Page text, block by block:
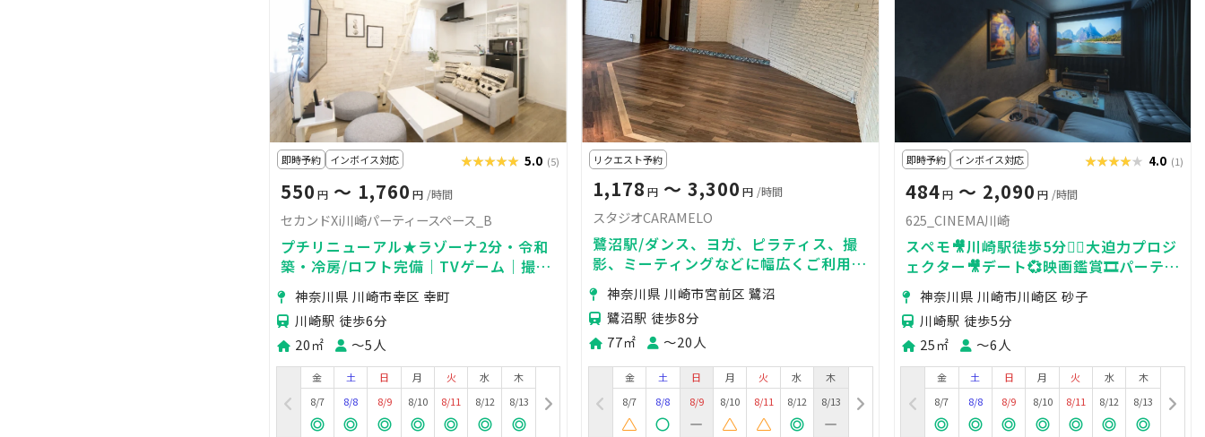
即時予約 インボイス対応 ★★★★★
★★★★★ 5.0 (5)
550 円 〜 1,760 円 /時間
セカンドXi川崎パーティースペース_B
プチリニューアル★ラゾーナ2分・令和
築・冷房/ロフト完備｜TVゲーム｜撮影
機材｜カップルデート｜女子会｜パーテ
ィー｜誕生日｜推し活｜隠れ家♬
神奈川県 川崎市幸区 幸町
川崎駅 徒歩6分
20㎡
〜5人
金
8/7
土
8/8
日
8/9
月
8/10
火
8/11
水
8/12
木
8/13
リクエスト予約
1,178 円 〜 3,300 円 /時間
スタジオCARAMELO
鷺沼駅/ダンス、ヨガ、ピラティス、撮
影、ミーティングなどに幅広くご利用頂
けます！
神奈川県 川崎市宮前区 鷺沼
鷺沼駅 徒歩8分
77㎡
〜20人
金
8/7
土
8/8
日
8/9
月
8/10
火
8/11
水
8/12
木
8/13
即時予約 インボイス対応 ★★★★★
★★★★★ 4.0 (1)
484円〜 2,090 円 /時間
625_CINEMA川崎
スペモ🎥川崎駅徒歩5分🚶‍♀️大迫力プロジ
ェクター🎥デート💞映画鑑賞🎞️パーティ
ー🎊625_CINEMA川崎
神奈川県 川崎市川崎区 砂子
川崎駅 徒歩5分
25㎡
〜6人
金
8/7
土
8/8
日
8/9
月
8/10
火
8/11
水
8/12
木
8/13